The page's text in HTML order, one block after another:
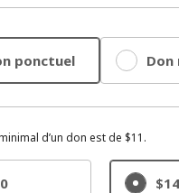
ponctuel Don
d’un don est de $11.